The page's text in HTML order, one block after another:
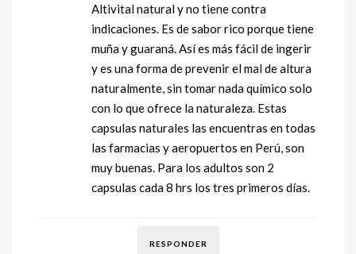
Altivital natural y no tiene contra
indicaciones. Es de sabor rico porque tiene
muña y guaraná. Así es más fácil de ingerir
y es una forma de prevenir el mal de altura
naturalmente, sin tomar nada químico solo
con lo que ofrece la naturaleza. Estas
capsulas naturales las encuentras en todas
las farmacias y aeropuertos en Perú, son
muy buenas. Para los adultos son 2
capsulas cada 8 hrs los tres primeros días.
RESPONDER